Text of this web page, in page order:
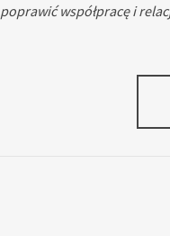
współpracę i